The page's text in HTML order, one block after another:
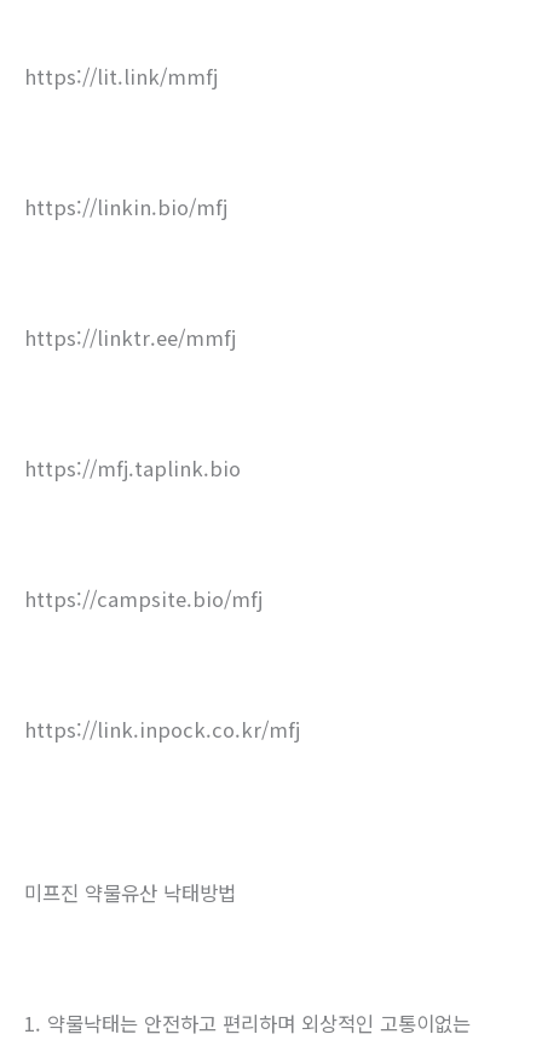
https://lit.link/mmfj
https://linkin.bio/mfj
https://linktr.ee/mmfj
https://mfj.taplink.bio
https://campsite.bio/mfj
https://link.inpock.co.kr/mfj
미프진 약물유산 낙태방법
1. 약물낙태는 안전하고 편리하며 외상적인 고통이없는